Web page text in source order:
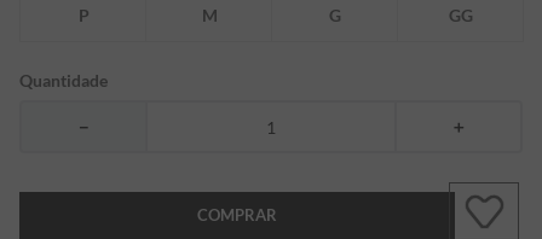
P M G GG
Quantidade
＋
－
COMPRAR